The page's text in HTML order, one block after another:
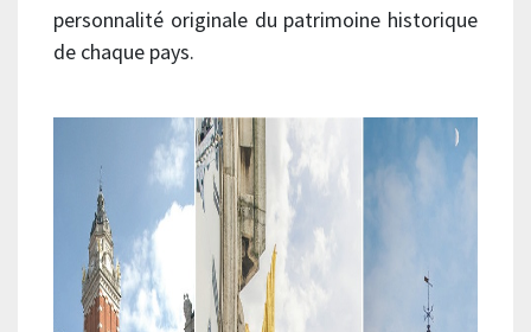
personnalité originale du patrimoine historique
de chaque pays.